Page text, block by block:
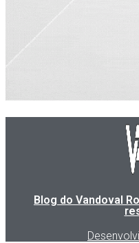
Blog do Vandoval